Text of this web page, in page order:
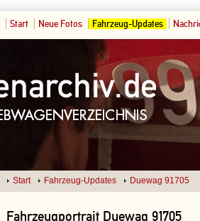
Start Neue Fotos Fahrzeug-Updates
Start Fahrzeug-Updates Duewag 91705
Fahrzeugportrait Duewag 91705